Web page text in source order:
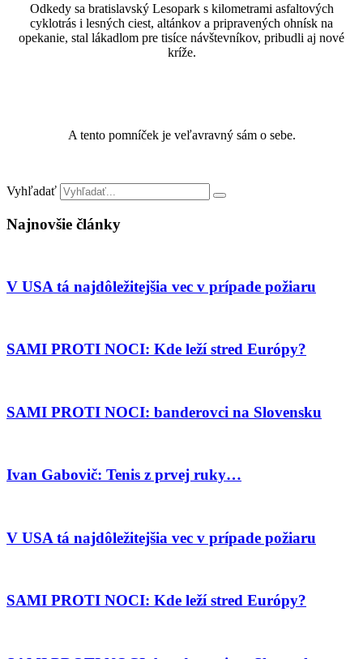
Odkedy sa bratislavský Lesopark s kilometrami asfaltových
cyklotrás i lesných ciest, altánkov a pripravených ohnísk na
opekanie, stal lákadlom pre tisíce návštevníkov, pribudli aj nové
kríže.
A tento pomníček je veľavravný sám o sebe.
Vyhľadať
Najnovšie články
V USA tá najdôležitejšia vec v prípade požiaru
SAMI PROTI NOCI: Kde leží stred Európy?
SAMI PROTI NOCI: banderovci na Slovensku
Ivan Gabovič: Tenis z prvej ruky…
V USA tá najdôležitejšia vec v prípade požiaru
SAMI PROTI NOCI: Kde leží stred Európy?